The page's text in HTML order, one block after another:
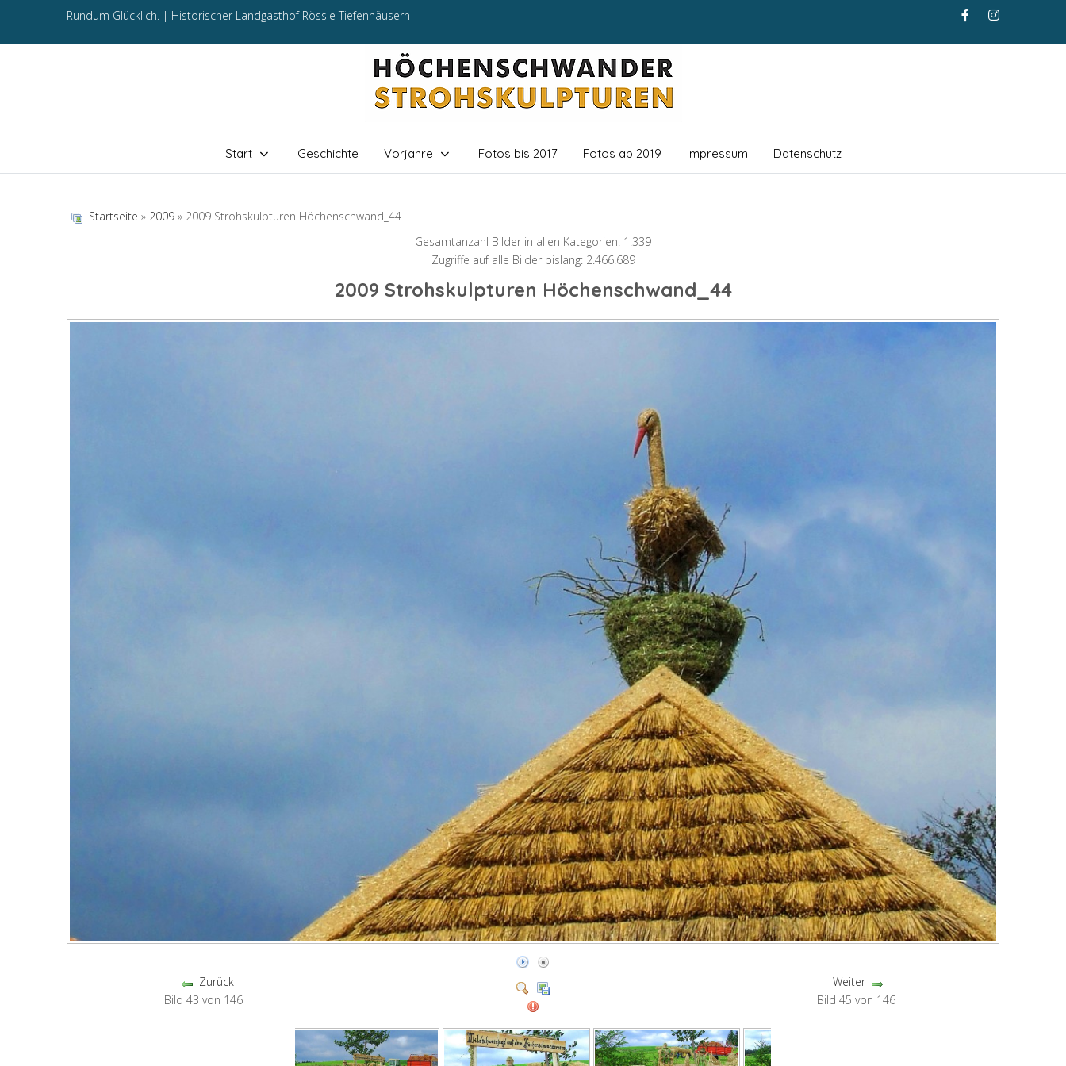
Rundum Glücklich. | Historischer Landgasthof Rössle Tiefenhäusern
Start Geschichte Vorjahre Fotos bis 2017 Fotos ab 2019 Impressum Datenschutz
Startseite » 2009 » 2009 Strohskulpturen Höchenschwand_44
Gesamtanzahl Bilder in allen Kategorien: 1.339
Zugriffe auf alle Bilder bislang: 2.466.689
2009 Strohskulpturen Höchenschwand_44
Zurück
Bild 43 von 146
Weiter
Bild 45 von 146